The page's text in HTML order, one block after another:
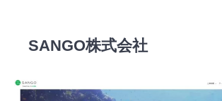
SANGO株式会社